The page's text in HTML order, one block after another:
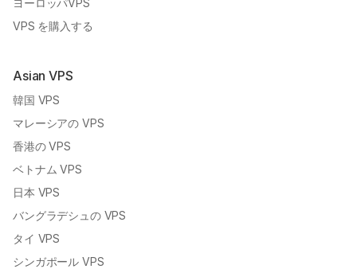
ヨーロッパVPS
VPS を購入する
Asian VPS
韓国 VPS
マレーシアの VPS
香港の VPS
ベトナム VPS
日本 VPS
バングラデシュの VPS
タイ VPS
シンガポール VPS